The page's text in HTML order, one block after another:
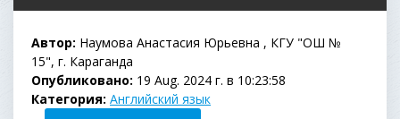
Автор: Наумова Анастасия Юрьевна , КГУ "ОШ №
15", г. Караганда
Опубликовано: 19 Aug. 2024 г. в 10:23:58
Категория: Английский язык